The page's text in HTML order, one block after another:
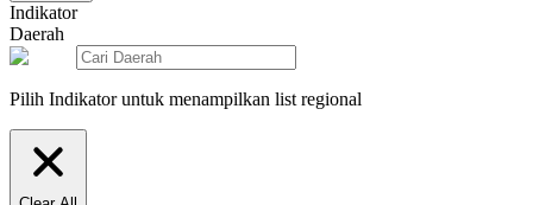
Indikator
Daerah
Pilih Indikator untuk menampilkan list regional